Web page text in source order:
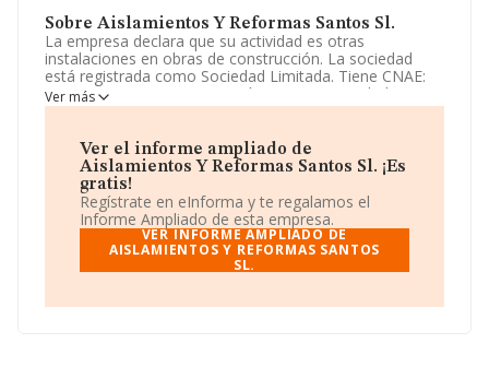
Sobre Aislamientos Y Reformas Santos Sl.
La empresa declara que su actividad es otras
instalaciones en obras de construcción. La sociedad
está registrada como Sociedad Limitada. Tiene CNAE:
4324 - '%cnae%'. La compañía no tiene actividad en
mercados exteriores.
Puedes visitar su sitio web:
www.aislamientosyreformassantos.com.
La compañíaAislamientos y Reformas Santos S.L
B55473789, tiene su domicilio social establecido en
Calle Concordia núm. 9 1 A, (28350), en el municipio de
Ciempozuelos, Madrid.
empresas pertenecientes al sector, la facturación en el
Ver más
Ver el informe ampliado de
Aislamientos Y Reformas Santos Sl. ¡Es
gratis!
Regístrate en eInforma y te regalamos el
Informe Ampliado de esta empresa.
VER INFORME AMPLIADO DE
AISLAMIENTOS Y REFORMAS SANTOS
SL.